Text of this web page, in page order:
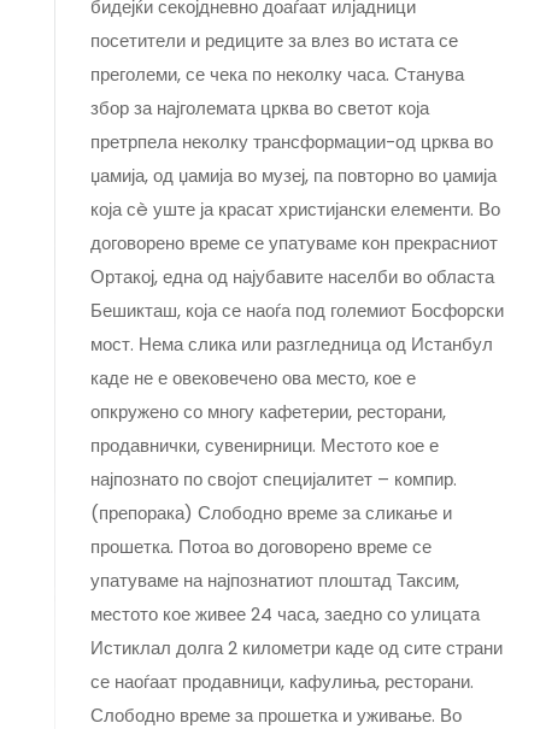
бидејќи секојдневно доаѓаат илјадници
посетители и редиците за влез во истата се
преголеми, се чека по неколку часа. Станува
збор за најголемата црква во светот која
претрпела неколку трансформации-од црква во
џамија, од џамија во музеј, па повторно во џамија
која сè уште ја красат христијански елементи. Во
договорено време се упатуваме кон прекрасниот
Ортакој, една од најубавите населби во областа
Бешикташ, која се наоѓа под големиот Босфорски
мост. Нема слика или разгледница од Истанбул
каде не е овековечено ова место, кое е
опкружено со многу кафетерии, ресторани,
продавнички, сувенирници. Местото кое е
најпознато по својот специјалитет – компир.
(препорака) Слободно време за сликање и
прошетка. Потоа во договорено време се
упатуваме на најпознатиот плоштад Таксим,
местото кое живее 24 часа, заедно со улицата
Истиклал долга 2 километри каде од сите страни
се наоѓаат продавници, кафулиња, ресторани.
Слободно време за прошетка и уживање. Во